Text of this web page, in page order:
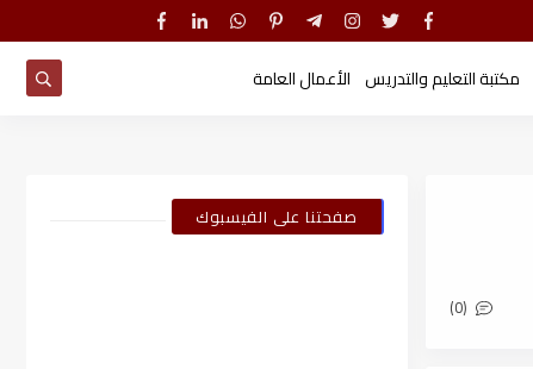
مكتبة التعليم والتدريس الأعمال العامة
(0)
صفحتنا على الفيسبوك